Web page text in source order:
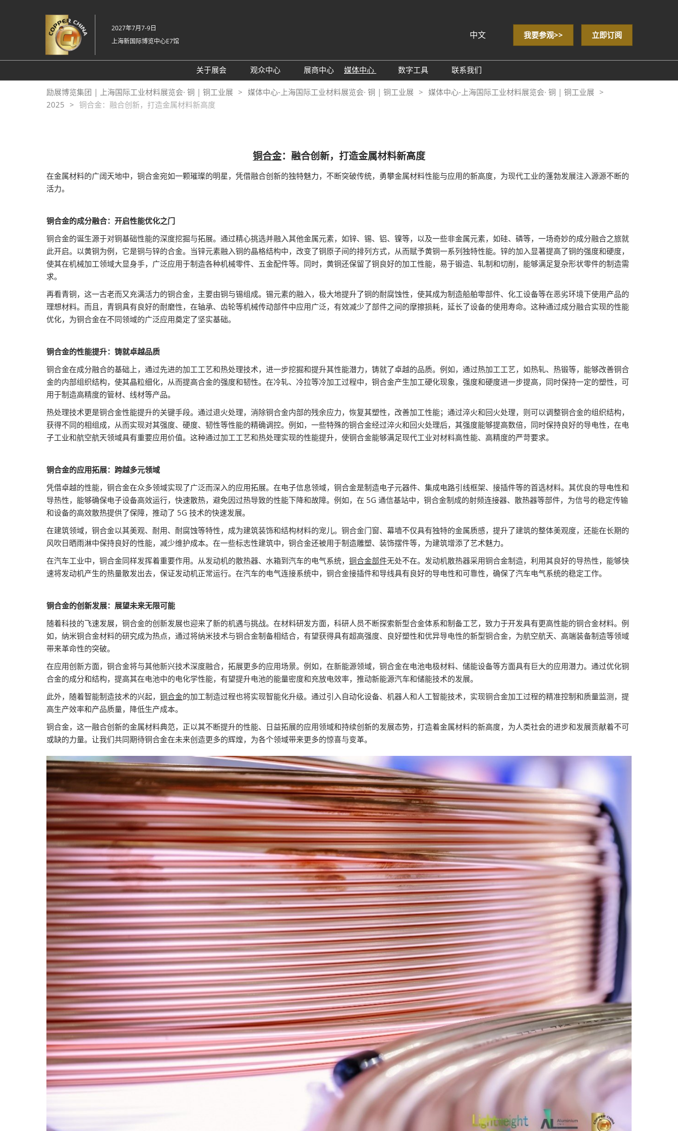
接
跳
至
容
2027年7月7-9日
上海新国际博览中心E7馆
中文
English
我要参观>> 立即订阅
关于展会
关于展会
2025年展后报告
观众中心
观众增值服务
展商中心
媒体中心
行业资讯动态
数字工具
励展通
联系我们
励展博览集团 | 上海国际工业材料展览会· 铜 | 铜工业展 媒体中心-上海国际工业材料展览会· 铜 | 铜工业展
媒体中心-上海国际工业材料展览会· 铜 | 铜工业展
2025
铜合金：融合创新，打造金属材料新高度
铜合金：融合创新，打造金属材料新高度
在金属材料的广阔天地中，铜合金宛如一颗璀璨的明星，凭借融合创新的独特魅力，不断突破传统，勇攀金属材料性能与应用的新高度，为现代工业的蓬勃发展注入源源不断的
活力。
铜合金的成分融合：开启性能优化之门
铜合金的诞生源于对铜基础性能的深度挖掘与拓展。通过精心挑选并融入其他金属元素，如锌、锡、铝、镍等，以及一些非金属元素，如硅、磷等，一场奇妙的成分融合之旅就
此开启。以黄铜为例，它是铜与锌的合金。当锌元素融入铜的晶格结构中，改变了铜原子间的排列方式，从而赋予黄铜一系列独特性能。锌的加入显著提高了铜的强度和硬度，
使其在机械加工领域大显身手，广泛应用于制造各种机械零件、五金配件等。同时，黄铜还保留了铜良好的加工性能，易于锻造、轧制和切削，能够满足复杂形状零件的制造需
求。
再看青铜，这一古老而又充满活力的铜合金，主要由铜与锡组成。锡元素的融入，极大地提升了铜的耐腐蚀性，使其成为制造船舶零部件、化工设备等在恶劣环境下使用产品的
理想材料。而且，青铜具有良好的耐磨性，在轴承、齿轮等机械传动部件中应用广泛，有效减少了部件之间的摩擦损耗，延长了设备的使用寿命。这种通过成分融合实现的性能
优化，为铜合金在不同领域的广泛应用奠定了坚实基础。
铜合金的性能提升：铸就卓越品质
铜合金在成分融合的基础上，通过先进的加工工艺和热处理技术，进一步挖掘和提升其性能潜力，铸就了卓越的品质。例如，通过热加工工艺，如热轧、热锻等，能够改善铜合
金的内部组织结构，使其晶粒细化，从而提高合金的强度和韧性。在冷轧、冷拉等冷加工过程中，铜合金产生加工硬化现象，强度和硬度进一步提高，同时保持一定的塑性，可
用于制造高精度的管材、线材等产品。
热处理技术更是铜合金性能提升的关键手段。通过退火处理，消除铜合金内部的残余应力，恢复其塑性，改善加工性能；通过淬火和回火处理，则可以调整铜合金的组织结构，
获得不同的相组成，从而实现对其强度、硬度、韧性等性能的精确调控。例如，一些特殊的铜合金经过淬火和回火处理后，其强度能够提高数倍，同时保持良好的导电性，在电
子工业和航空航天领域具有重要应用价值。这种通过加工工艺和热处理实现的性能提升，使铜合金能够满足现代工业对材料高性能、高精度的严苛要求。
铜合金的应用拓展：跨越多元领域
凭借卓越的性能，铜合金在众多领域实现了广泛而深入的应用拓展。在电子信息领域，铜合金是制造电子元器件、集成电路引线框架、接插件等的首选材料。其优良的导电性和
导热性，能够确保电子设备高效运行，快速散热，避免因过热导致的性能下降和故障。例如，在 5G 通信基站中，铜合金制成的射频连接器、散热器等部件，为信号的稳定传输
和设备的高效散热提供了保障，推动了 5G 技术的快速发展。
在建筑领域，铜合金以其美观、耐用、耐腐蚀等特性，成为建筑装饰和结构材料的宠儿。铜合金门窗、幕墙不仅具有独特的金属质感，提升了建筑的整体美观度，还能在长期的
风吹日晒雨淋中保持良好的性能，减少维护成本。在一些标志性建筑中，铜合金还被用于制造雕塑、装饰摆件等，为建筑增添了艺术魅力。
在汽车工业中，铜合金同样发挥着重要作用。从发动机的散热器、水箱到汽车的电气系统， 铜合金部件无处不在。发动机散热器采用铜合金制造，利用其良好的导热性，能够快
速将发动机产生的热量散发出去，保证发动机正常运行。在汽车的电气连接系统中，铜合金接插件和导线具有良好的导电性和可靠性，确保了汽车电气系统的稳定工作。
铜合金的创新发展：展望未来无限可能
随着科技的飞速发展，铜合金的创新发展也迎来了新的机遇与挑战。在材料研发方面，科研人员不断探索新型合金体系和制备工艺，致力于开发具有更高性能的铜合金材料。例
如，纳米铜合金材料的研究成为热点，通过将纳米技术与铜合金制备相结合，有望获得具有超高强度、良好塑性和优异导电性的新型铜合金，为航空航天、高端装备制造等领域
带来革命性的突破。
在应用创新方面，铜合金将与其他新兴技术深度融合，拓展更多的应用场景。例如，在新能源领域，铜合金在电池电极材料、储能设备等方面具有巨大的应用潜力。通过优化铜
合金的成分和结构，提高其在电池中的电化学性能，有望提升电池的能量密度和充放电效率，推动新能源汽车和储能技术的发展。
此外，随着智能制造技术的兴起， 铜合金的加工制造过程也将实现智能化升级。通过引入自动化设备、机器人和人工智能技术，实现铜合金加工过程的精准控制和质量监测，提
高生产效率和产品质量，降低生产成本。
铜合金，这一融合创新的金属材料典范，正以其不断提升的性能、日益拓展的应用领域和持续创新的发展态势，打造着金属材料的新高度，为人类社会的进步和发展贡献着不可
或缺的力量。让我们共同期待铜合金在未来创造更多的辉煌，为各个领域带来更多的惊喜与变革。